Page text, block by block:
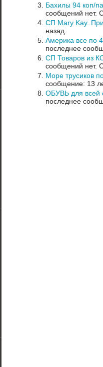
Бахилы 94 коп/
сообщений нет.
СП Mary Kay.
назад.
Америка все по
последнее
СП Товаров
сообщений нет.
Море трусиков
сообщение: 13
ОБУВЬ для всей
последнее